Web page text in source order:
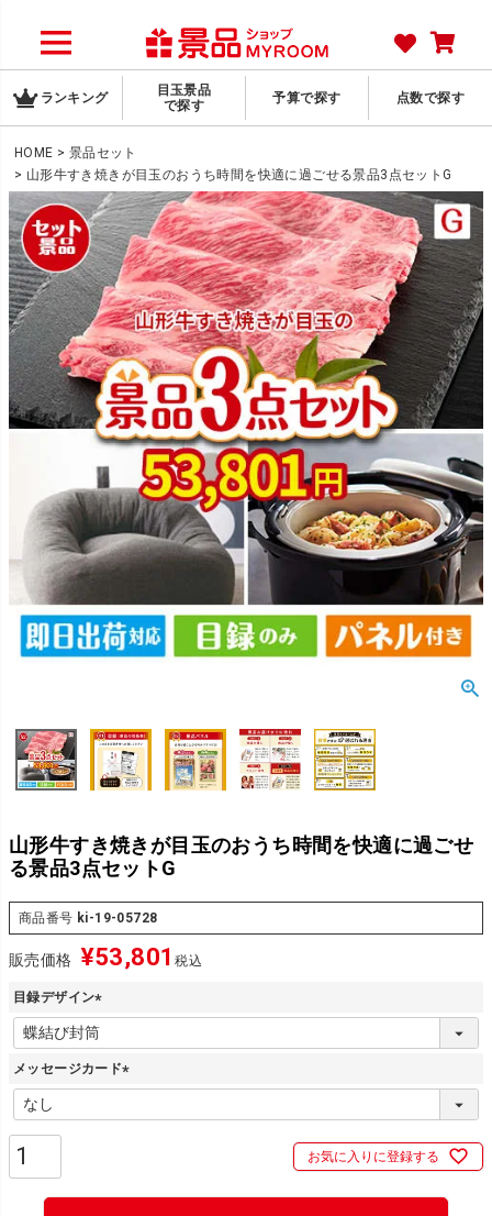
ランキング
目玉景品
で探す
予算で探す 点数で探す
HOME
景品セット
山形牛すき焼きが目玉のおうち時間を快適に過ごせる景品3点セットG
山形牛すき焼きが目玉のおうち時間を快適に過ごせ
る景品3点セットG
商品番号 ki-19-05728
販売価格 ¥53,801税込
目録デザイン
(
必
須
)
メッセージカード
必
お気に入りに登録する